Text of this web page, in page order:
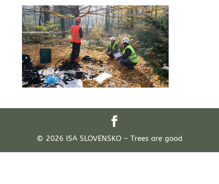
© 2026 ISA SLOVENSKO – Trees are good